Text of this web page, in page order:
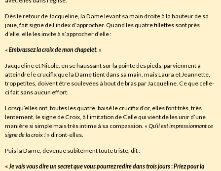
Dès le retour de Jacqueline, la Dame levant sa main droite à la hauteur de sa
joue, fait signe de l’index d’approcher. Quand les quatre fillettes sont près
d’elle, elle les invite à s’approcher d’elle :
« Embrassez la croix de mon chapelet. »
Jacqueline et Nicole, en se haussant sur la pointe des pieds, parviennent à
atteindre le crucifix que la Dame tient dans sa main, mais Laura et Jeannette,
trop petites, doivent être soulevées à bout de bras par Jacqueline. Ce que celle-
ci fait sans aucun effort.
Lorsqu’elles ont, toutes les quatre, baisé le crucifix d’or, elles font très, très
lentement, le signe de Croix, à l’imitation de Celle qui vient de les unir d’une
manière si simple mais très intime à sa compassion. « Qu’il est impressionnant ce
signe de la croix ! » diront-elles.
Puis la Dame, devenue subitement toute triste, dit :
«Je vais vous dire un secret que vous pourrez redire dans trois jours:Priez pour la